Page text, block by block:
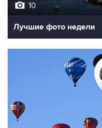
10
Лучшие фото недели